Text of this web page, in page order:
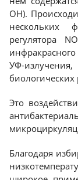
ОН).
нескольких
регулятора
УФ-
биологических
Это
Благодаря